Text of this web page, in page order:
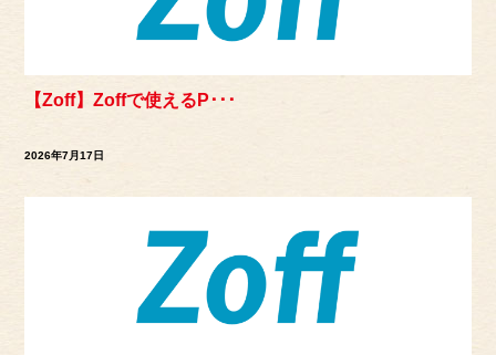
【Zoff】Zoffで使えるP･･･
2026年7月17日